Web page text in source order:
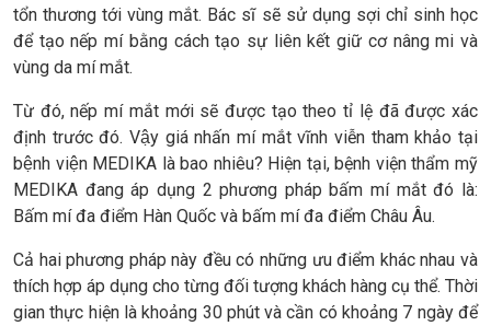
tổn thương tới vùng mắt. Bác sĩ sẽ sử dụng sợi chỉ sinh học
để tạo nếp mí bằng cách tạo sự liên kết giữ cơ nâng mi và
vùng da mí mắt.
Từ đó, nếp mí mắt mới sẽ được tạo theo tỉ lệ đã được xác
định trước đó. Vậy giá nhấn mí mắt vĩnh viễn tham khảo tại
bệnh viện MEDIKA là bao nhiêu? Hiện tại, bệnh viện thẩm mỹ
MEDIKA đang áp dụng 2 phương pháp bấm mí mắt đó là:
Bấm mí đa điểm Hàn Quốc và bấm mí đa điểm Châu Âu.
Cả hai phương pháp này đều có những ưu điểm khác nhau và
thích hợp áp dụng cho từng đối tượng khách hàng cụ thể. Thời
gian thực hiện là khoảng 30 phút và cần có khoảng 7 ngày để